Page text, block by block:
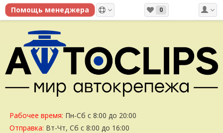
0
Рабочее время: Пн-Сб с 8:00 до 20:00
Отправка: Вт-Чт, Сб с 8:00 до 16:00